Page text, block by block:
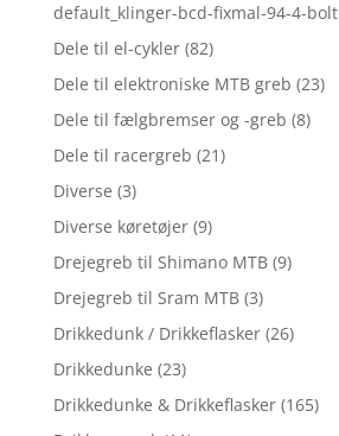
default_klinger-bcd-fixmal-94-4-bolt
Dele til el-cykler (82)
Dele til elektroniske MTB greb (23)
Dele til fælgbremser og -greb (8)
Dele til racergreb (21)
Diverse (3)
Diverse køretøjer (9)
Drejegreb til Shimano MTB (9)
Drejegreb til Sram MTB (3)
Drikkedunk / Drikkeflasker (26)
Drikkedunke (23)
Drikkedunke & Drikkeflasker (165)